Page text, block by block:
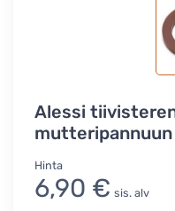
Alessi
mutteripannuun
Hinta
6,90 € sis. alv